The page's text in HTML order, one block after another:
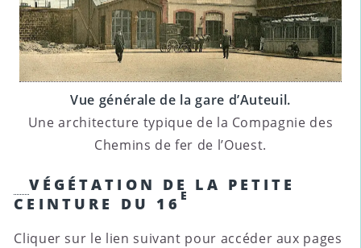
Vue générale de la gare d’Auteuil.
Une architecture typique de la Compagnie des
Chemins de fer de l’Ouest.
VÉGÉTATION DE LA PETITE
CEINTURE DU 16 E
Cliquer sur le lien suivant pour accéder aux pages